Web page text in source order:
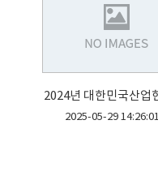
2025-05-29